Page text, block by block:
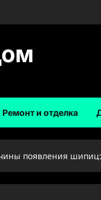
Ремонт и отделка
появления